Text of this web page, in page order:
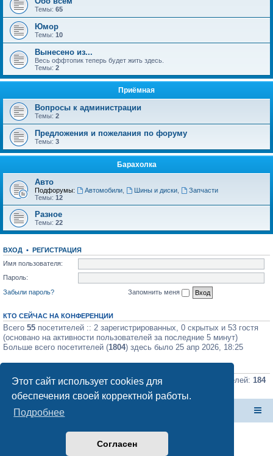
Этот сайт использует cookies для
обеспечения своей корректной работы.
Подробнее
Согласен
Темы: 65
Юмор
Темы: 10
Вынесено из...
Весь оффтопик теперь будет жить здесь.
Темы: 2
Приёмная
Вопросы к администрации
Темы: 2
Предложения и пожелания по форуму
Темы: 3
Барахолка
Авто
Подфорумы: Автомобили, Шины и диски,
Запчасти
Темы: 12
Разное
Темы: 22
ВХОД • РЕГИСТРАЦИЯ
Имя пользователя:
Пароль:
Забыли пароль?
Запомнить меня
КТО СЕЙЧАС НА КОНФЕРЕНЦИИ
Всего 55 посетителей :: 2 зарегистрированных, 0 скрытых и 53 гостя
(основано на активности пользователей за последние 5 минут)
Больше всего посетителей (1804) здесь было 25 апр 2026, 18:25
Всего сообщений:225550• Всего тем:675• Всего пользователей: 184
Магкман Э.В.
Форум Клана Реноводов
Создано на основеphpBB® Forum Software © phpBB Limited
Русская поддержка phpBB